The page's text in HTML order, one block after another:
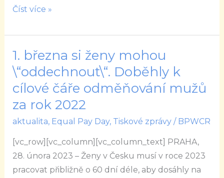
Číst více »
1. března si ženy mohou
\“oddechnout\“. Doběhly k
cílové čáře odměňování mužů
za rok 2022
aktualita, Equal Pay Day, Tiskové zprávy/ BPWCR
[vc_row][vc_column][vc_column_text] PRAHA,
28. února 2023 – Ženy v Česku musí v roce 2023
pracovat přibližně o 60 dní déle, aby dosáhly na
1.
března
ženy
mohou
\“oddechnout\“.
Doběhly
k